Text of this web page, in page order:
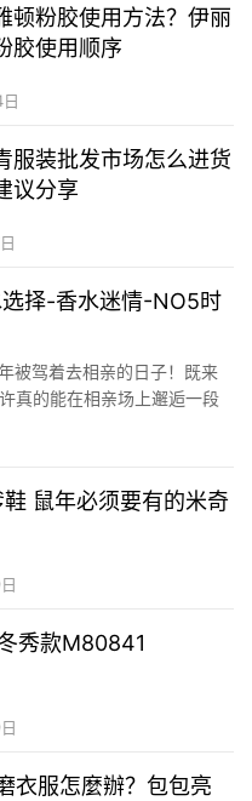
顿粉胶使用方法？伊丽
胶使用顺序
服装批发市场怎么进货
议分享
择-香水迷情-NO5时
被驾着去相亲的日子！既来
真的能在相亲场上邂逅一段
少不了，甜蜜的香氛会让他
鼠年必须要有的米奇
秀款M80841
衣服怎麼辦？包包亮